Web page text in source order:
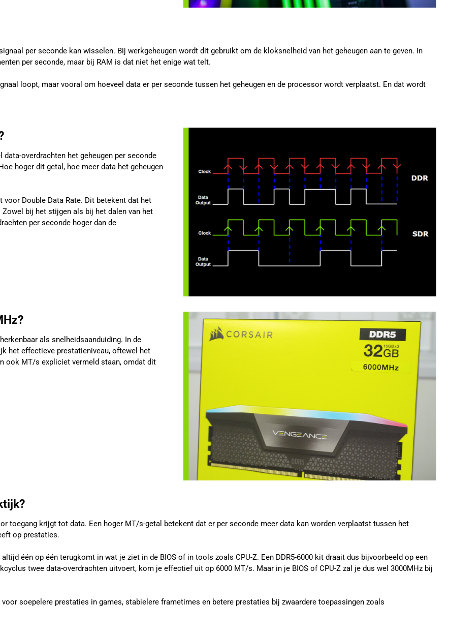
per seconde kan wisselen. Bij werkgeheugen wordt dit gebruikt om de kloksnelheid van het geheugen aan te geven. In
per seconde, maar bij RAM is dat niet het enige wat telt.
loopt, maar vooral om hoeveel data er per seconde tussen het geheugen en de processor wordt verplaatst. En dat wordt
overdrachten het geheugen per seconde
hoger dit getal, hoe meer data het geheugen
voor Double Data Rate. Dit betekent dat het
bij het stijgen als bij het dalen van het
per seconde hoger dan de
als snelheidsaanduiding. In de
het effectieve prestatieniveau, oftewel het
ook MT/s expliciet vermeld staan, omdat dit
toegang krijgt tot data. Een hoger MT/s-getal betekent dat er per seconde meer data kan worden verplaatst tussen het
op prestaties.
één op één terugkomt in wat je ziet in de BIOS of in tools zoals CPU-Z. Een DDR5-6000 kit draait dus bijvoorbeeld op een
twee data-overdrachten uitvoert, kom je effectief uit op 6000 MT/s. Maar in je BIOS of CPU-Z zal je dus wel 3000MHz bij
soepelere prestaties in games, stabielere frametimes en betere prestaties bij zwaardere toepassingen zoals